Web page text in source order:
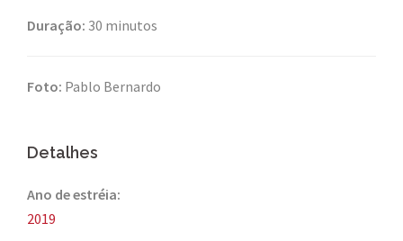
Duração: 30 minutos
Foto: Pablo Bernardo
Detalhes
Ano de estréia:
2019